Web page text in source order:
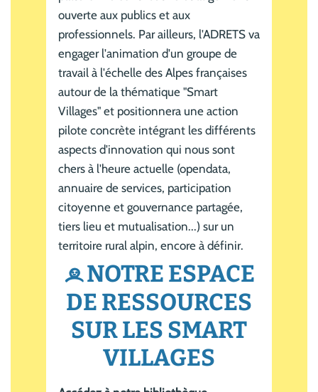
ouverte aux publics et aux
professionnels. Par ailleurs, l'ADRETS va
engager l'animation d'un groupe de
travail à l'échelle des Alpes françaises
autour de la thématique "Smart
Villages" et positionnera une action
pilote concrète intégrant les différents
aspects d'innovation qui nous sont
chers à l'heure actuelle (opendata,
annuaire de services, participation
citoyenne et gouvernance partagée,
tiers lieu et mutualisation...) sur un
territoire rural alpin, encore à définir.
INOTRE ESPACE
DE RESSOURCES
SUR LES SMART
VILLAGES